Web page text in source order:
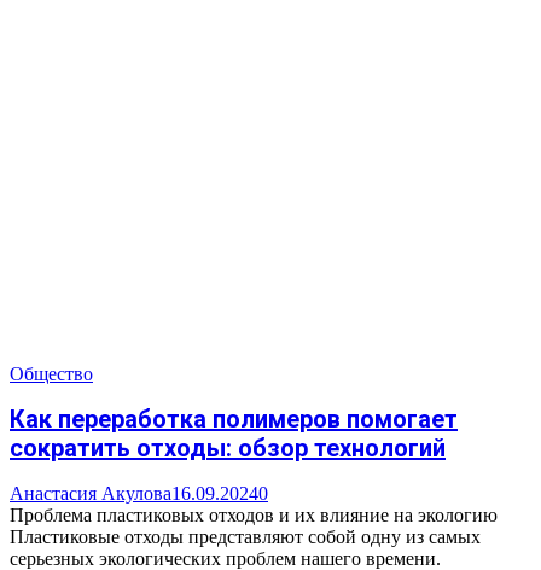
Общество
Как переработка полимеров помогает
сократить отходы: обзор технологий
Анастасия Акулова16.09.20240
Проблема пластиковых отходов и их влияние на экологию
Пластиковые отходы представляют собой одну из самых
серьезных экологических проблем нашего времени.